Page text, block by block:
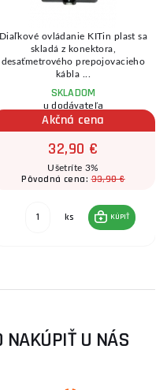
Diaľkové ovládanie KITin plast sa
skladá z konektora,
desaťmetrového prepojovacieho
kábla ...
SKLADOM
u dodávateľa
Akčná cena
32,90 €
Ušetríte 3%
Pôvodná cena:33,90 €
ks KÚPIŤ
NAKÚPIŤ U NÁS